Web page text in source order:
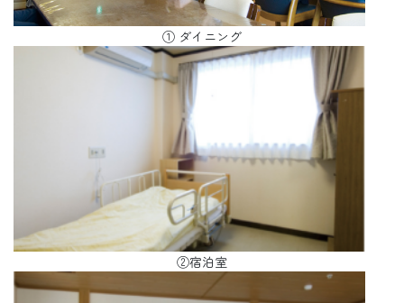
① ダイニング
②宿泊室